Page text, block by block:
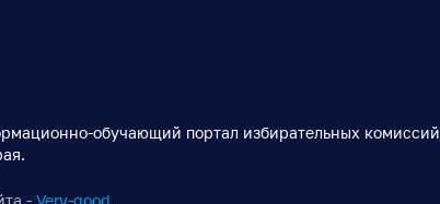
обучающий портал избирательных комиссий
- Very-good